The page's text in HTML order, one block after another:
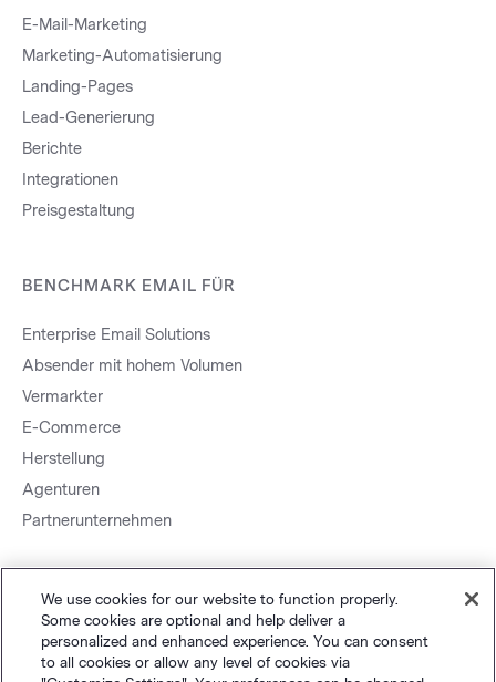
E-Mail-Marketing
Marketing-Automatisierung
Landing-Pages
Lead-Generierung
Berichte
Integrationen
Preisgestaltung
BENCHMARK EMAIL FÜR
Enterprise Email Solutions
Absender mit hohem Volumen
Vermarkter
E-Commerce
Herstellung
Agenturen
Partnerunternehmen
Sitemap. Datenschutz &AGB Cookie-Einstellungen
We use cookies for our website to function properly.
Some cookies are optional and help deliver a
personalized and enhanced experience. You can consent
to all cookies or allow any level of cookies via